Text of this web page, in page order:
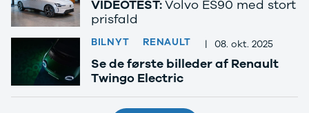
VIDEOTEST:Volvo ES90 med stort
prisfald
BILNYT RENAULT | 08. okt. 2025
Se de første billeder af Renault
Twingo Electric